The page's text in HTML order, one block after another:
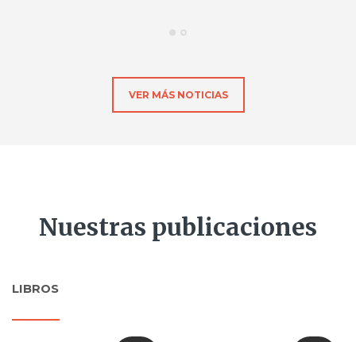
VER MÁS NOTICIAS
Nuestras publicaciones
LIBROS